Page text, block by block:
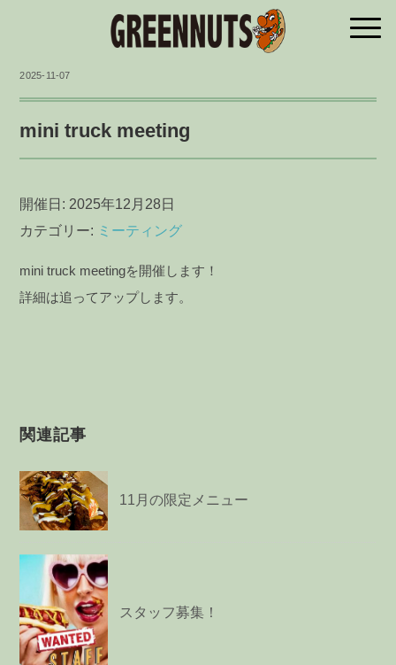
2025-11-07
mini truck meeting
開催日: 2025年12月28日
カテゴリー: ミーティング
mini truck meetingを開催します！
詳細は追ってアップします。
関連記事
11月の限定メニュー
スタッフ募集！